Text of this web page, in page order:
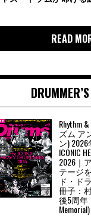
READ
Rhythm
ズム ア
ン)
ICONIC
2026｜
テージ
ド・ド
冊子：
後5周年
Memorial)